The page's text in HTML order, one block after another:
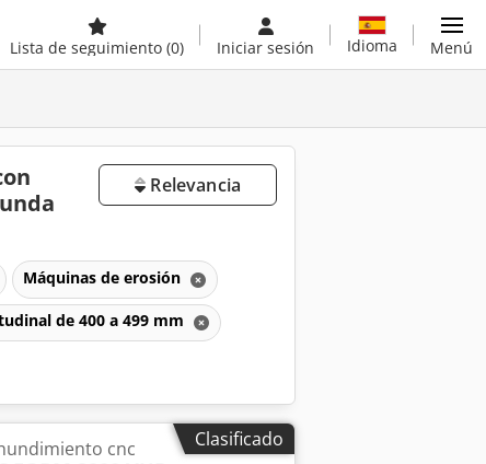
Lista de seguimiento (0) Iniciar sesión Idioma Menú
Relevancia
Máquinas de erosión
de 400 a 499 mm
Clasificado
cnc